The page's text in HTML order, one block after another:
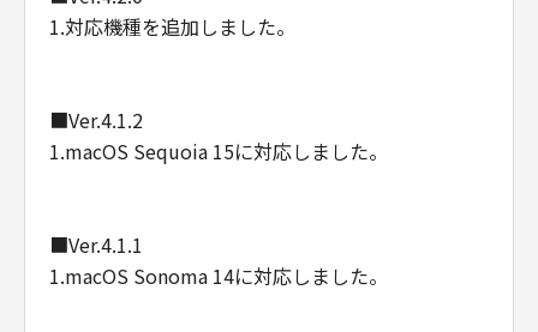
1.対応機種を追加しました。
■Ver.4.1.2
1.macOS Sequoia 15に対応しました。
■Ver.4.1.1
1.macOS Sonoma 14に対応しました。